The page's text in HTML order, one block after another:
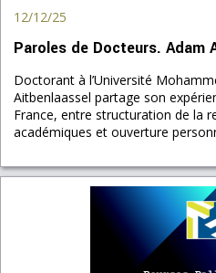
12/12/25
Paroles de Docteurs. Adam
Doctorant à l’Université
Aitbenlaassel partage son
France, entre structuration de la
académiques et ouverture